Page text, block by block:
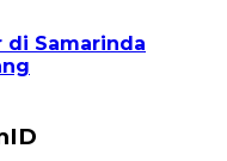
di Samarinda